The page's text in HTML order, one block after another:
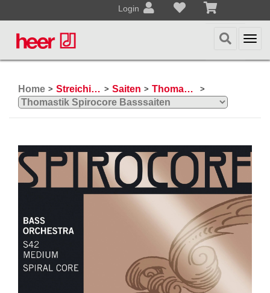
Login
Home > Streichinstrumente > Saiten > Thomastik Basssaiten >